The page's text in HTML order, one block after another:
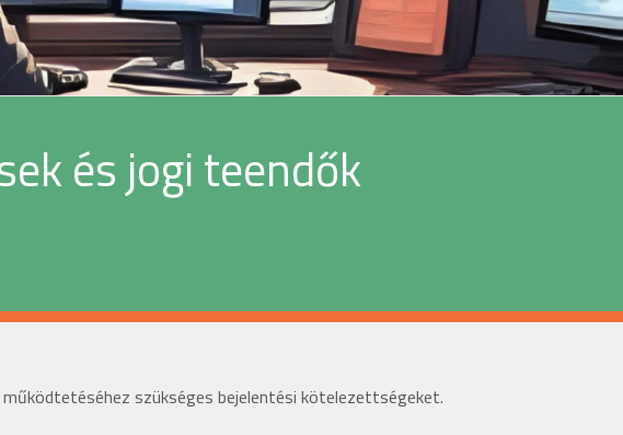
és jogi teendők
szükséges bejelentési kötelezettségeket.